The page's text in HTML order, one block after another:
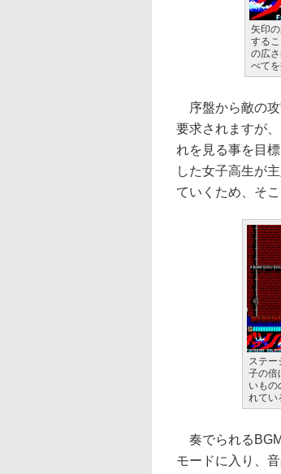
矢印
する
の広
べて
序盤から敵の攻
要求されますが
れを見る事を目
した女子高生が
ていくため、そ
ステー
子の倍
いもの
れてい
奏でられる
モードに入り、